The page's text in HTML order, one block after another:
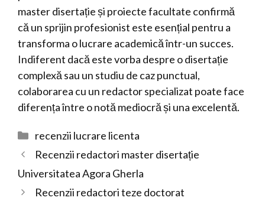
master disertație și proiecte facultate confirmă
că un sprijin profesionist este esențial pentru a
transforma o lucrare academică într-un succes.
Indiferent dacă este vorba despre o disertație
complexă sau un studiu de caz punctual,
colaborarea cu un redactor specializat poate face
diferența între o notă mediocră și una excelentă.
Categorii
recenzii lucrare licenta
Recenzii redactori master disertație
Universitatea Agora Gherla
Recenzii redactori teze doctorat